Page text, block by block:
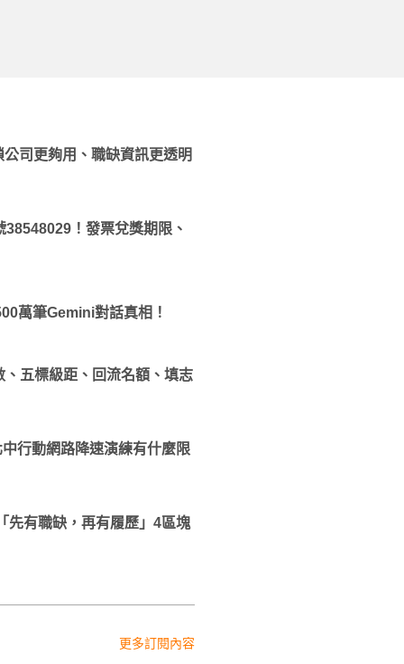
司更夠用、職缺資訊更透明
！發票兌獎期限、
萬筆Gemini對話真相！
五標級距、回流名額、填志
行動網路降速演練有什麼限
先有職缺，再有履歷」4區塊
更多訂閱內容